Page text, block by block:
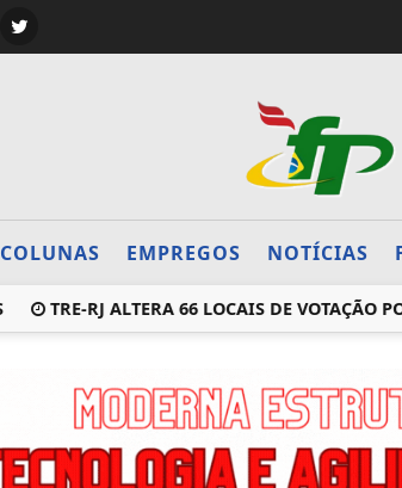
COLUNAS EMPREGOS NOTÍCIAS
TRE-RJ ALTERA 66 LOCAIS DE VOTAÇÃO